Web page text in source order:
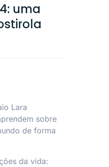
uma
Lara
sobre
de forma
da vida: